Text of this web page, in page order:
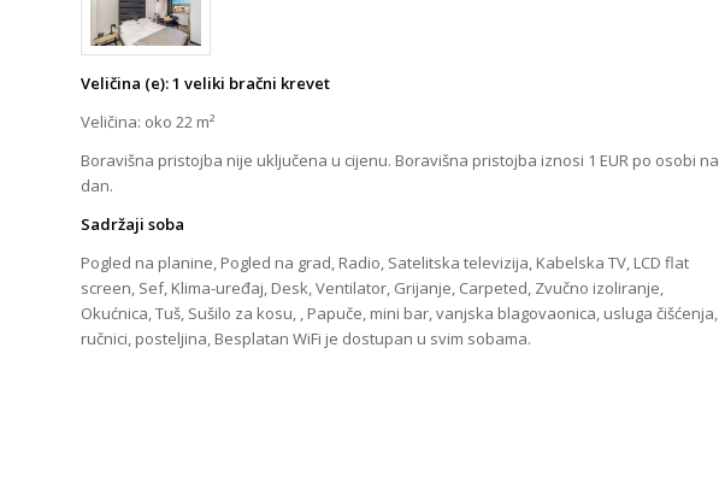
Veličina (e): 1 veliki bračni krevet
Veličina: oko 22 m²
Boravišna pristojba nije uključena u cijenu. Boravišna pristojba iznosi 1 EUR po osobi na
dan.
Sadržaji soba
Pogled na planine, Pogled na grad, Radio, Satelitska televizija, Kabelska TV, LCD flat
screen, Sef, Klima-uređaj, Desk, Ventilator, Grijanje, Carpeted, Zvučno izoliranje,
Okućnica, Tuš, Sušilo za kosu, , Papuče, mini bar, vanjska blagovaonica, usluga čišćenja,
ručnici, posteljina, Besplatan WiFi je dostupan u svim sobama.